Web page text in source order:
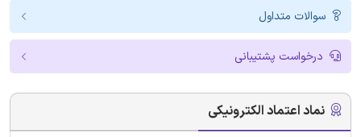
سوالات متداول
درخواست پشتیبانی
نماد اعتماد الکترونیکی